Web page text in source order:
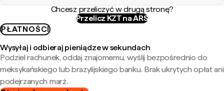
Chcesz przeliczyć w drugą stronę?
Przelicz KZT na ARS
PŁATNOŚCI
Wysyłaj i odbieraj pieniądze w sekundach
Podziel rachunek, oddaj znajomemu, wyślij bezpośrednio do
meksykańskiego lub brazylijskiego banku. Brak ukrytych opłat ani
podejrzanych marż.